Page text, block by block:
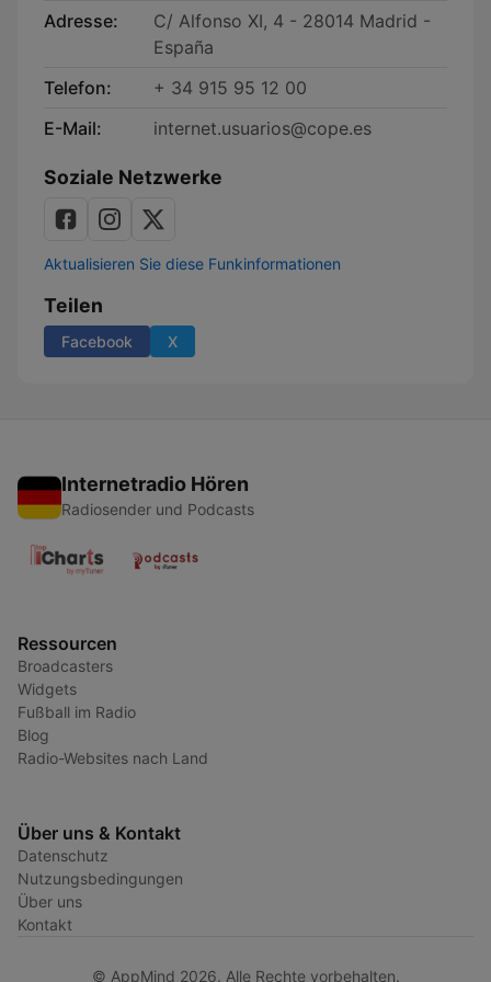
Adresse:
C/ Alfonso XI, 4 - 28014 Madrid -
España
Telefon:
+ 34 915 95 12 00
E-Mail:
internet.usuarios@cope.es
Soziale Netzwerke
Aktualisieren Sie diese Funkinformationen
Teilen
Facebook X
Internetradio Hören
Radiosender und Podcasts
Ressourcen
Broadcasters
Widgets
Fußball im Radio
Blog
Radio-Websites nach Land
Über uns & Kontakt
Datenschutz
Nutzungsbedingungen
Über uns
Kontakt
© AppMind 2026. Alle Rechte vorbehalten.